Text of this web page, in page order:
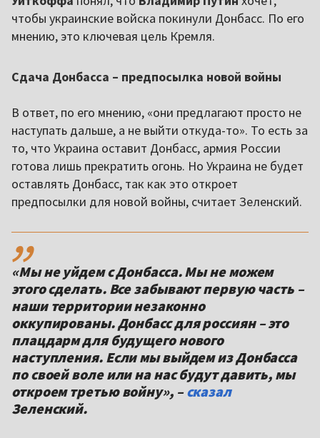
чтобы украинские войска покинули Донбасс. По его
мнению, это ключевая цель Кремля.
Сдача Донбасса – предпосылка новой войны
В ответ, по его мнению, «они предлагают просто не
наступать дальше, а не выйти откуда-то». То есть за
то, что Украина оставит Донбасс, армия России
готова лишь прекратить огонь. Но Украина не будет
оставлять Донбасс, так как это откроет
предпосылки для новой войны, считает Зеленский.
,,
«Мы не уйдем с Донбасса. Мы не можем
этого сделать. Все забывают первую часть –
наши территории незаконно
оккупированы. Донбасс для россиян – это
плацдарм для будущего нового
наступления. Если мы выйдем из Донбасса
по своей воле или на нас будут давить, мы
откроем третью войну», – сказал
Зеленский.